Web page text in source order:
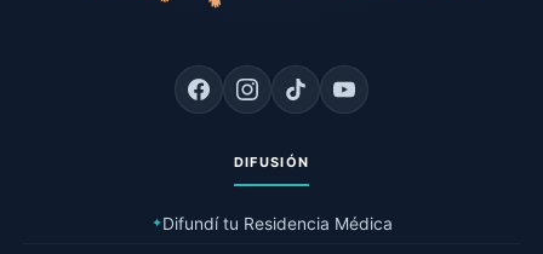
DIFUSIÓN
✦Difundí tu Residencia Médica